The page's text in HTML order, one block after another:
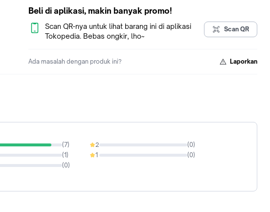
Mudah Dibersihkan
Maspion MT-1150 memiliki desain yang simpel dengan warna putih.
Kneader dan beater dapat dipisahkan dari badan mixer sehingga
dapat dibersihkan dengan cepat dan mudah. Mixer berdiri ini juga
Beli di aplikasi, makin banyak promo!
Scan QR-nya untuk lihat barang ini di aplikasi
Tokopedia. Bebas ongkir, lho~
Scan QR
Ada masalah dengan produk ini? Laporkan
(7)
(1)
(0)
2 (0)
0%
1 (0)
0%